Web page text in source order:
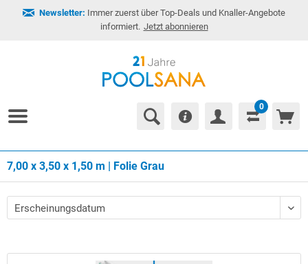
Newsletter: Immer zuerst über Top-Deals und Knaller-Angebote
informiert. Jetzt abonnieren
0
7,00 x 3,50 x 1,50 m | Folie Grau